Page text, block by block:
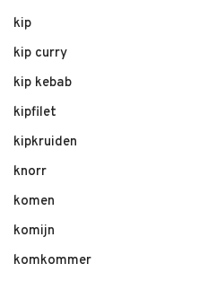
kip
kip curry
kip kebab
kipfilet
kipkruiden
knorr
komen
komijn
komkommer